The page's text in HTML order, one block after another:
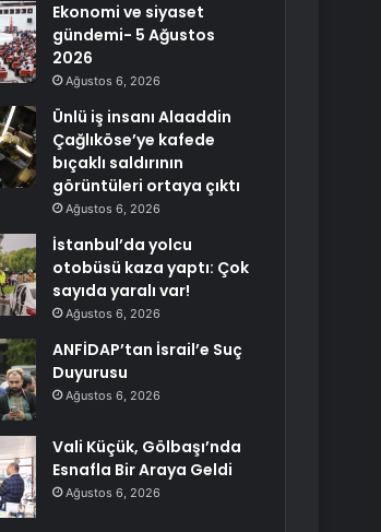
Ekonomi ve siyaset
gündemi- 5 Ağustos
2026
Ağustos 6, 2026
Ünlü iş insanı Alaaddin
Çağlıköse’ye kafede
bıçaklı saldırının
görüntüleri ortaya çıktı
Ağustos 6, 2026
İstanbul’da yolcu
otobüsü kaza yaptı: Çok
sayıda yaralı var!
Ağustos 6, 2026
ANFİDAP’tan İsrail’e Suç
Duyurusu
Ağustos 6, 2026
Vali Küçük, Gölbaşı’nda
Esnafla Bir Araya Geldi
Ağustos 6, 2026